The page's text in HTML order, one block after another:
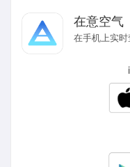
在意空气
在手机上实时